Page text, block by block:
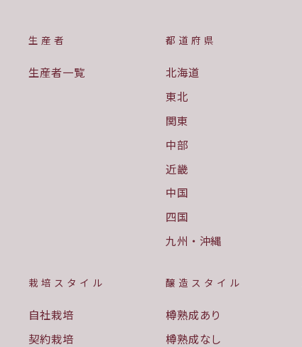
生産者
生産者一覧
都道府県
北海道
東北
関東
中部
近畿
中国
四国
九州・沖縄
栽培スタイル
自社栽培
契約栽培
醸造スタイル
樽熟成あり
樽熟成なし